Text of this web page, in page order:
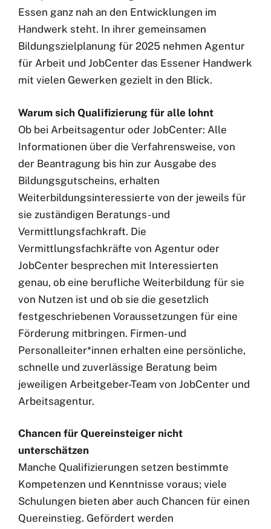
Essen ganz nah an den Entwicklungen im
Handwerk steht. In ihrer gemeinsamen
Bildungszielplanung für 2025 nehmen Agentur
für Arbeit und JobCenter das Essener Handwerk
mit vielen Gewerken gezielt in den Blick.
Warum sich Qualifizierung für alle lohnt
Ob bei Arbeitsagentur oder JobCenter: Alle
Informationen über die Verfahrensweise, von
der Beantragung bis hin zur Ausgabe des
Bildungsgutscheins, erhalten
Weiterbildungsinteressierte von der jeweils für
sie zuständigen Beratungs- und
Vermittlungsfachkraft. Die
Vermittlungsfachkräfte von Agentur oder
JobCenter besprechen mit Interessierten
genau, ob eine berufliche Weiterbildung für sie
von Nutzen ist und ob sie die gesetzlich
festgeschriebenen Voraussetzungen für eine
Förderung mitbringen. Firmen- und
Personalleiter*innen erhalten eine persönliche,
schnelle und zuverlässige Beratung beim
jeweiligen Arbeitgeber-Team von JobCenter und
Arbeitsagentur.
Chancen für Quereinsteiger nicht
unterschätzen
Manche Qualifizierungen setzen bestimmte
Kompetenzen und Kenntnisse voraus; viele
Schulungen bieten aber auch Chancen für einen
Quereinstieg. Gefördert werden